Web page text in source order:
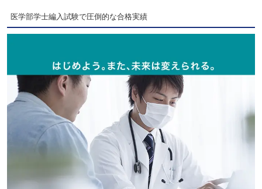
医学部学士編入試験で圧倒的な合格実績